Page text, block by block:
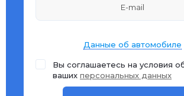
Данные об автомобиле
Вы соглашаетесь на условия
ваших персональных данных